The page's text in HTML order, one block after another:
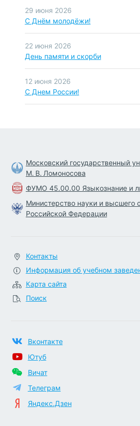
29 июня 2026
С Днём молодёжи!
22 июня 2026
День памяти и скорби
12 июня 2026
С Днем России!
Московский государственный
М. В. Ломоносова
ФУМО 45.00.00 Языкознание и
Министерство науки и высшего
Российской Федерации
Контакты
Информация об учебном
Карта сайта
Поиск
Вконтакте
Ютуб
Вичат
Телеграм
Яндекс.Дзен